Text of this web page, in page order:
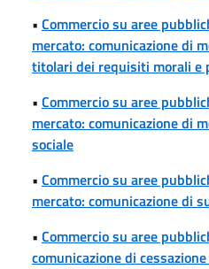
• Commercio su aree
mercato: comunicazione di
titolari dei requisiti morali e
• Commercio su aree
mercato: comunicazione di
sociale
• Commercio su aree
mercato: comunicazione di
• Commercio su aree
comunicazione di